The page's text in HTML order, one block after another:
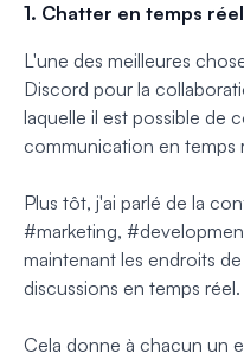
1. Chatter en temps
L'une des meilleures
Discord pour la
laquelle il est possible de
communication en temps
Plus tôt, j'ai parlé de la
#marketing,
maintenant les endroits
discussions en temps réel.
Cela donne à chacun un